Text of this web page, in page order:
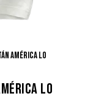
América lo
LO